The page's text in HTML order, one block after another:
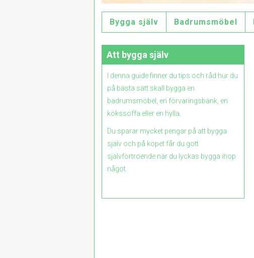
Bygga själv Badrumsmöbel
Att bygga själv
I denna guide finner du tips och råd hur du
på bästa sätt skall bygga en
badrumsmöbel, en förvaringsbänk, en
kökssoffa eller en hylla.
Du sparar mycket pengar på att bygga
själv och på köpet får du gott
självförtroende när du lyckas bygga ihop
något.